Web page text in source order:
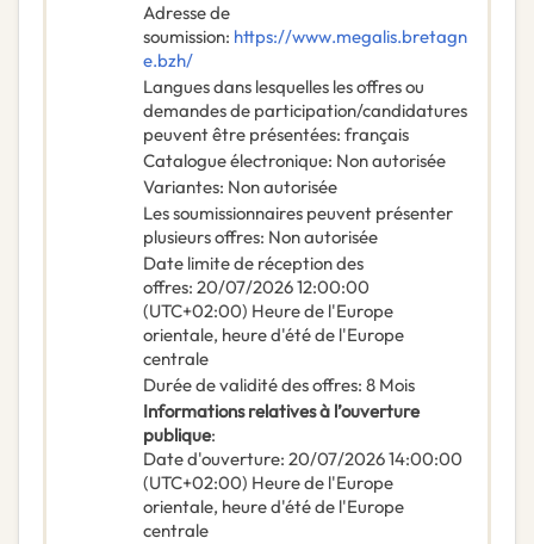
Adresse de
soumission: https://www.megalis.bretagn
e.bzh/
Langues dans lesquelles les offres ou
demandes de participation/candidatures
peuvent être présentées: français
Catalogue électronique: Non autorisée
Variantes: Non autorisée
Les soumissionnaires peuvent présenter
plusieurs offres: Non autorisée
Date limite de réception des
offres: 20/07/202612:00:00
(UTC+02:00) Heure de l'Europe
orientale, heure d'été de l'Europe
centrale
Durée de validité des offres: 8 Mois
Informations relatives à l’ouverture
publique:
Date d'ouverture: 20/07/202614:00:00
(UTC+02:00) Heure de l'Europe
orientale, heure d'été de l'Europe
centrale